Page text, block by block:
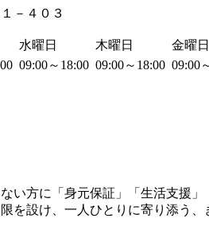
－４０３
水曜日 木曜日 金曜日
09:00～18:00 09:00～18:00 09:00
い方に「身元保証」「生活支援」
を設け、一人ひとりに寄り添う、